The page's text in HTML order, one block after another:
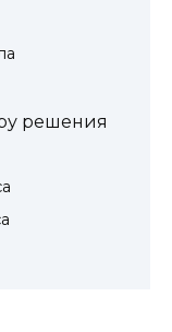
решения